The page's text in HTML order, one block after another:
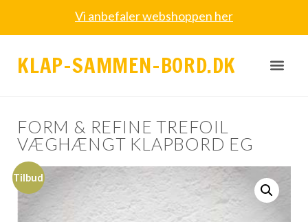
Vi anbefaler webshoppen her
KLAP-SAMMEN-BORD.DK
FORM & REFINE TREFOIL
VÆGHÆNGT KLAPBORD EG
Tilbud